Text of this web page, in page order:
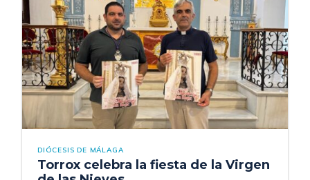
DIÓCESIS DE MÁLAGA
Torrox celebra la fiesta de la Virgen